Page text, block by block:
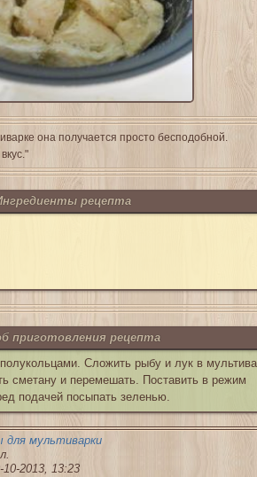
она получается просто бесподобной.
рецепта
приготовления рецепта
Сложить рыбу и лук в
сметану и перемешать. Поставить в режим
подачей посыпать зеленью.
для мультиварки
2013, 13:23